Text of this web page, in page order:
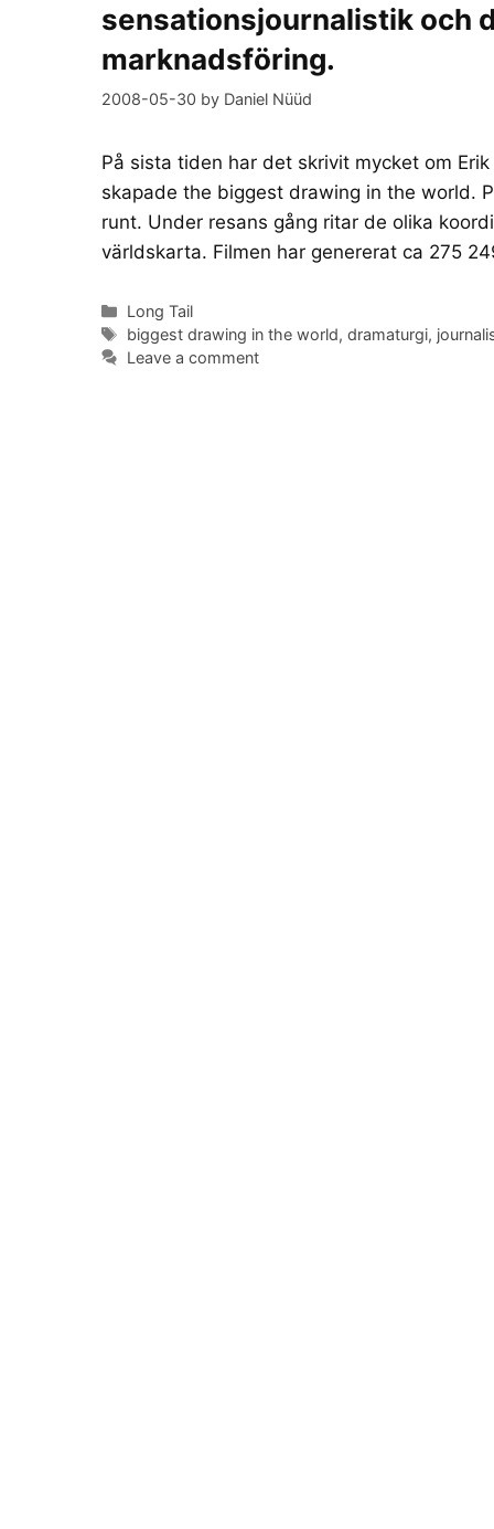
sensationsjournalistik och
marknadsföring.
2008-05-30 by Daniel Nüüd
På sista tiden har det skrivit mycket om
skapade the biggest drawing in the world.
runt. Under resans gång ritar de olika
världskarta. Filmen har genererat ca 275
Categories
Long Tail
Tags
biggest drawing in the world,dramaturgi,
Leave a comment